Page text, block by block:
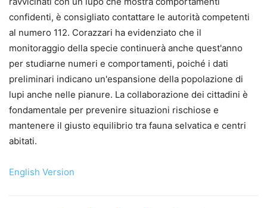
confidenti, è consigliato contattare le autorità competenti
al numero 112. Corazzari ha evidenziato che il
monitoraggio della specie continuerà anche quest'anno
per studiarne numeri e comportamenti, poiché i dati
preliminari indicano un'espansione della popolazione di
lupi anche nelle pianure. La collaborazione dei cittadini è
fondamentale per prevenire situazioni rischiose e
mantenere il giusto equilibrio tra fauna selvatica e centri
abitati.
English Version